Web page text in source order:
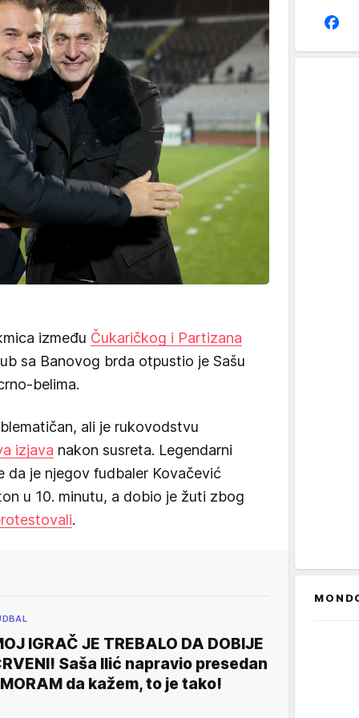
između Čukaričkog i Partizana
sa Banovog brda otpustio je Sašu
belima.
ali je rukovodstvu
izjava nakon susreta. Legendarni
da je njegov fudbaler Kovačević
u 10. minutu, a dobio je žuti zbog
.
IGRAČ JE TREBALO DA DOBIJE
Saša Ilić napravio presedan
da kažem, to je tako!